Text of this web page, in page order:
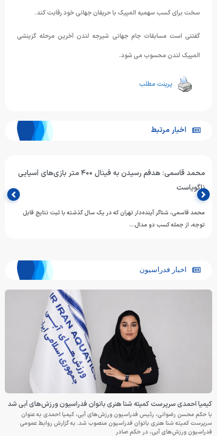
سخت برای کسب سهمیه المپیک با حریفان جهانی خود رقابت کند.
گفتنی است مسابقات جام جهانی شیرجه لندن آخرین مرحله گزینشی
المپیک لندن محسوب می شود.
پرینت مطلب
اخبار مرتبط
محمد قاسمی: هدفم رسیدن به فینال ۴۰۰ متر بازی‌های آسیایی
ناگویاست
محمد قاسمی، شناگر آینده‌دار تهران که در یک سال گذشته با ثبت نتایج قابل
توجه، از جمله کسب دو مدال…
اخبار فدراسیون
کیمیا احمدی سرپرست کمیته شنا هنری بانوان فدراسیون ورزش‌های آبی شد
با حکم محسن رضوانی، رئیس فدراسیون ورزش‌های آبی، کیمیا احمدی به عنوان
سرپرست کمیته شنا هنری بانوان فدراسیون منصوب شد. به گزارش روابط عمومی
فدراسیون ورزش‌های آبی، در حکم صادر